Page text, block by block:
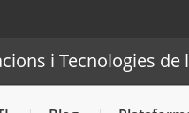
i Tecnologies